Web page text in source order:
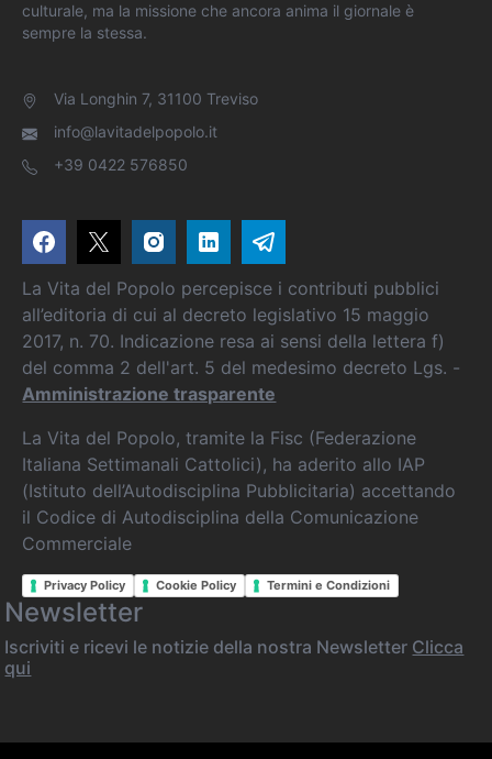
culturale, ma la missione che ancora anima il giornale è
sempre la stessa.
Via Longhin 7, 31100 Treviso
info@lavitadelpopolo.it
+39 0422 576850
La Vita del Popolo percepisce i contributi pubblici
all’editoria di cui al decreto legislativo 15 maggio
2017, n. 70. Indicazione resa ai sensi della lettera f)
del comma 2 dell'art. 5 del medesimo decreto Lgs. -
Amministrazione trasparente
La Vita del Popolo, tramite la Fisc (Federazione
Italiana Settimanali Cattolici), ha aderito allo IAP
(Istituto dell’Autodisciplina Pubblicitaria) accettando
il Codice di Autodisciplina della Comunicazione
Commerciale
Privacy Policy Cookie Policy Termini e Condizioni
Newsletter
Iscriviti e ricevi le notizie della nostra Newsletter Clicca
qui